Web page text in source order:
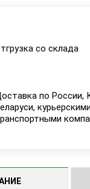
со склада
по России,